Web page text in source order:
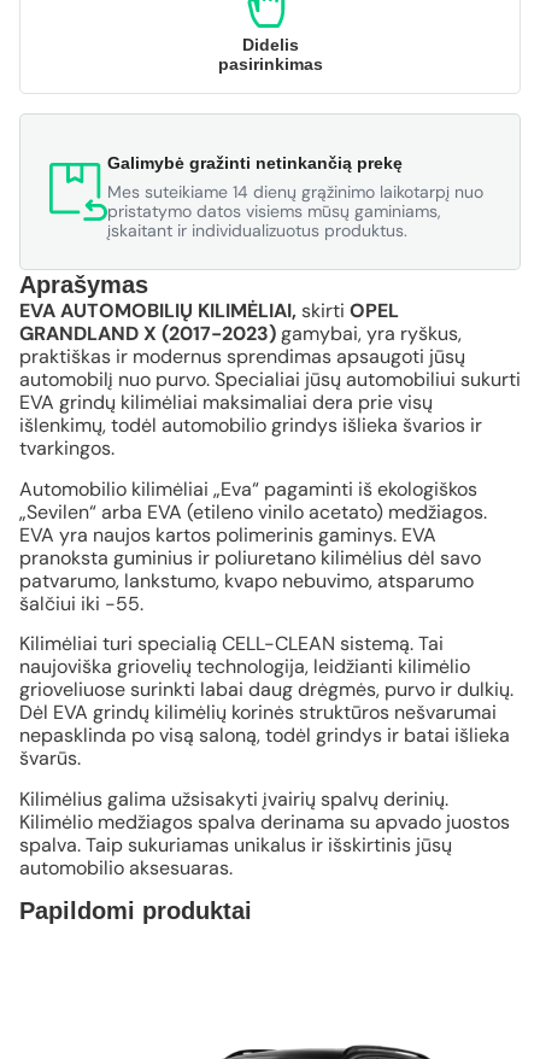
Didelis
pasirinkimas
Galimybė gražinti netinkančią prekę
Mes suteikiame 14 dienų grąžinimo laikotarpį nuo
pristatymo datos visiems mūsų gaminiams,
įskaitant ir individualizuotus produktus.
Aprašymas
EVA AUTOMOBILIŲ KILIMĖLIAI, skirti OPEL
GRANDLAND X (2017-2023)gamybai, yra ryškus,
praktiškas ir modernus sprendimas apsaugoti jūsų
automobilį nuo purvo. Specialiai jūsų automobiliui sukurti
EVA grindų kilimėliai maksimaliai dera prie visų
išlenkimų, todėl automobilio grindys išlieka švarios ir
tvarkingos.
Automobilio kilimėliai „Eva“ pagaminti iš ekologiškos
„Sevilen“ arba EVA (etileno vinilo acetato) medžiagos.
EVA yra naujos kartos polimerinis gaminys. EVA
pranoksta guminius ir poliuretano kilimėlius dėl savo
patvarumo, lankstumo, kvapo nebuvimo, atsparumo
šalčiui iki -55.
Kilimėliai turi specialią CELL-CLEAN sistemą. Tai
naujoviška griovelių technologija, leidžianti kilimėlio
grioveliuose surinkti labai daug drėgmės, purvo ir dulkių.
Dėl EVA grindų kilimėlių korinės struktūros nešvarumai
nepasklinda po visą saloną, todėl grindys ir batai išlieka
švarūs.
Kilimėlius galima užsisakyti įvairių spalvų derinių.
Kilimėlio medžiagos spalva derinama su apvado juostos
spalva. Taip sukuriamas unikalus ir išskirtinis jūsų
automobilio aksesuaras.
Papildomi produktai